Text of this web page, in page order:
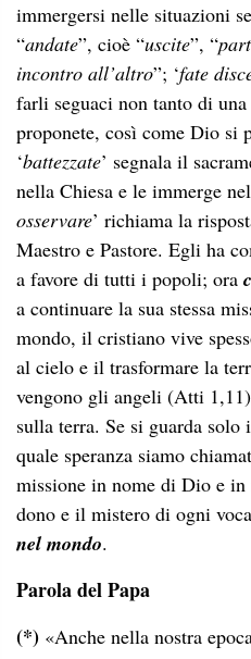
immergersi nelle situazioni
“andate”, cioè “uscite”, “
incontro all’altro”; ‘fate
farli seguaci non tanto di
proponete, così come Dio si
‘battezzate’ segnala il
nella Chiesa e le immerge
osservare’ richiama la
Maestro e Pastore. Egli ha
a favore di tutti i popoli; ora
a continuare la sua stessa
mondo, il cristiano vive
al cielo e il trasformare la
vengono gli angeli (Atti
sulla terra. Se si guarda
quale speranza siamo
missione in nome di Dio e
dono e il mistero di ogni
nel mondo.
Parola del Papa
(*) «Anche nella nostra